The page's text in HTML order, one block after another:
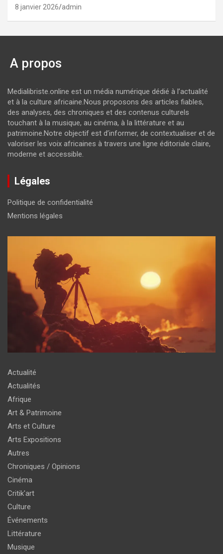
8 janvier 2026 admin
A propos
Medialibriste.online est un média numérique dédié à l’actualité
et à la culture africaine.Nous proposons des articles fiables,
des analyses, des chroniques et des contenus culturels
touchant à la musique, au cinéma, à la littérature et au
patrimoine.Notre objectif est d’informer, de contextualiser et de
valoriser les voix africaines à travers une ligne éditoriale claire,
moderne et accessible.
Légales
Politique de confidentialité
Mentions légales
Actualité
Actualités
Afrique
Art & Patrimoine
Arts et Culture
Arts Expositions
Autres
Chroniques / Opinions
Cinéma
Critik'art
Culture
Événements
Littérature
Musique